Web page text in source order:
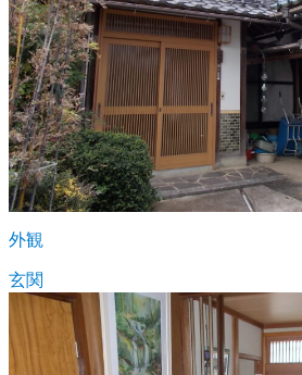
外観
玄関